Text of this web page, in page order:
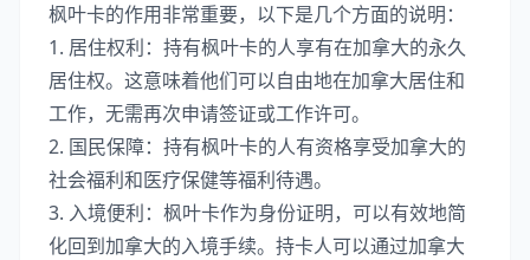
枫叶卡的作用非常重要，以下是几个方面的说明：
1. 居住权利：持有枫叶卡的人享有在加拿大的永久
居住权。这意味着他们可以自由地在加拿大居住和
工作，无需再次申请签证或工作许可。
2. 国民保障：持有枫叶卡的人有资格享受加拿大的
社会福利和医疗保健等福利待遇。
3. 入境便利：枫叶卡作为身份证明，可以有效地简
化回到加拿大的入境手续。持卡人可以通过加拿大